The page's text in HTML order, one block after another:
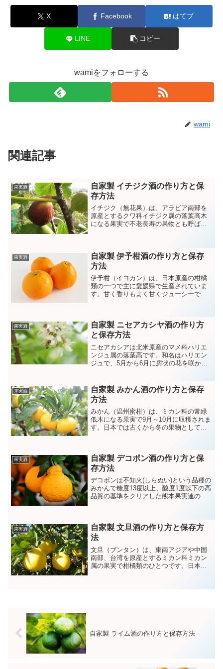
X Facebook はてブ
LINE コピー
wamiをフォローする
wami
関連記事
果実酒
自家製 イチジク酒の作り方と保
存方法
イチジク（無花果）は、アラビア南部を
原産とするクワ科イチジク属の落葉高木
になる果実で不老長寿の果物とも呼ばれ
ンポートなどに利用されています。
果実酒
自家製 伊予柑酒の作り方と保存
方法
伊予柑（イヨカン）は、日本原産の柑橘
類の一つで主に愛媛県で生産されていま
す。甘く香りもよく甘くジューシーで生
果実酒
自家製 ニセアカシヤ酒の作り方
と保存方法
ニセアカシアは北米原産のマメ科ハリエ
ンジュ属の落葉高です。和名はハリエン
ジュで、5月から6月に房状の花を咲かせ
ます。
果実酒
自家製 みかん酒の作り方と保存
方法
みかん（温州蜜柑）は、ミカン科の常緑
低木になる果実で9月～10月に収穫されま
す。日本では古くから冬の果物として親
はビタミンＣやβ―カロテンが豊富に含ま
れているため免疫力高める効果があり風
邪予防や疲労回復に役立ちます。
果実酒
自家製 デコポン酒の作り方と保
存方法
デコポンは不知火(しらぬい)という品種の
みかんで糖度13度以上、酸度1度以下の高
品質の基準をクリアした熊本果実連の登
の栄養成分が豊富に含まれています。
果実酒
自家製 文旦酒の作り方と保存方
法
文旦（ブンタン）は、東南アジアや中国
南部、台湾を原産とするミカン科ミカン
属の果実で柑橘類のひとつです。日本で
自家製 ライム酒の作り方と保存方法